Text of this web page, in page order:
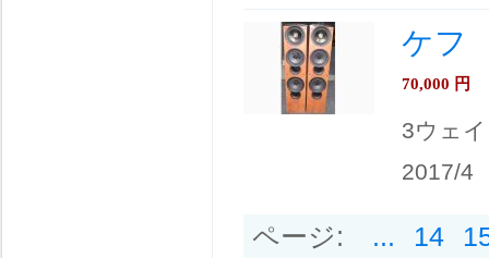
ケフ
70,000 円
3ウェ
2017/4
ページ: ... 14